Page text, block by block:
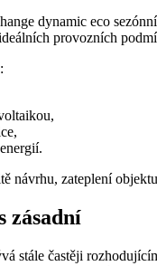
dynamic eco
provozních
návrhu, zateplení
zásadní
stále častěji